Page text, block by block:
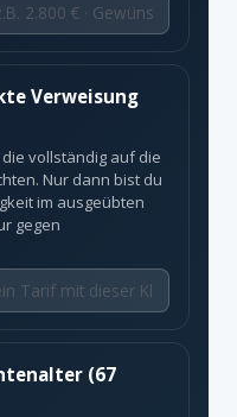
Verweisung
vollständig auf die
Nur dann bist du
im ausgeübten
gegen
(67